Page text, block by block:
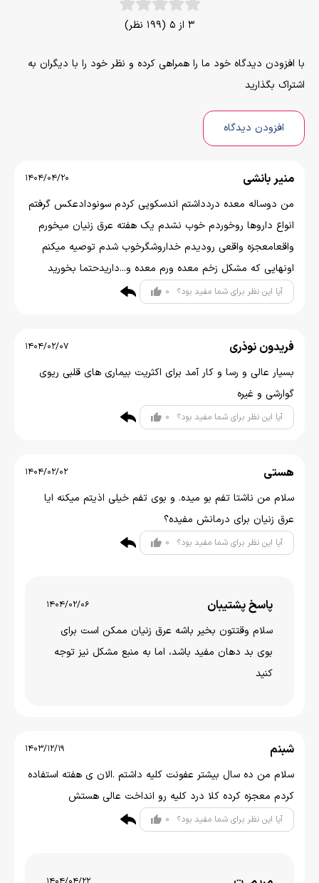
3 از 5 (199 نظر)
با افزودن دیدگاه خود ما را همراهی کرده و نظر خود را با دیگران به
اشتراک بگذارید
افزودن دیدگاه
منیر بانشی 1404/04/20
من دوساله معده دردداشتم اندسکوپی کردم سونودادعکس گرفتم
انواع داروها روخوردم خوب نشدم یک هفته عرق زنیان میخورم
واقعامعجزه واقعی رودیدم خداروشگرخوب شدم توصیه میکنم
اونهایی که مشکل زخم معده ورم معده و...داریدحتما بخورید
آیا این نظر برای شما مفید بود؟ 0
فریدون نوذری 1404/02/07
بسیار عالی و رسا و کار آمد برای اکثریت بیماری های قلبی ریوی
گوارشی و غیره
آیا این نظر برای شما مفید بود؟ 0
هستی 1404/02/02
سلام من ناشتا تفم بو میده. و بوی تفم خیلی اذیتم میکنه ایا
عرق زنیان برای درمانش مفیده؟
آیا این نظر برای شما مفید بود؟ 0
پاسخ پشتیبان 1404/02/06
سلام وقتتون بخير باشه عرق زنیان ممکن است برای
بوی بد دهان مفید باشد، اما به منبع مشکل نیز توجه
کنید
شبنم 1403/12/19
سلام من ده سال بیشتر عفونت کلیه داشتم .الان ی هفته استفاده
کردم معجزه کرده کلا درد کلیه رو انداخت عالی هستش
آیا این نظر برای شما مفید بود؟ 0